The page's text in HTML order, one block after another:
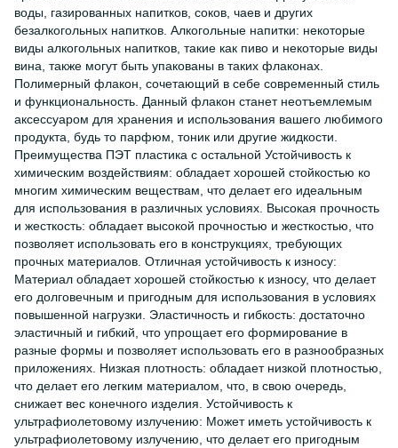
воды, газированных напитков, соков, чаев и других
безалкогольных напитков. Алкогольные напитки: некоторые
виды алкогольных напитков, такие как пиво и некоторые виды
вина, также могут быть упакованы в таких флаконах.
Полимерный флакон, сочетающий в себе современный стиль
и функциональность. Данный флакон станет неотъемлемым
аксессуаром для хранения и использования вашего любимого
продукта, будь то парфюм, тоник или другие жидкости.
Преимущества ПЭТ пластика с остальной Устойчивость к
химическим воздействиям: обладает хорошей стойкостью ко
многим химическим веществам, что делает его идеальным
для использования в различных условиях. Высокая прочность
и жесткость: обладает высокой прочностью и жесткостью, что
позволяет использовать его в конструкциях, требующих
прочных материалов. Отличная устойчивость к износу:
Материал обладает хорошей стойкостью к износу, что делает
его долговечным и пригодным для использования в условиях
повышенной нагрузки. Эластичность и гибкость: достаточно
эластичный и гибкий, что упрощает его формирование в
разные формы и позволяет использовать его в разнообразных
приложениях. Низкая плотность: обладает низкой плотностью,
что делает его легким материалом, что, в свою очередь,
снижает вес конечного изделия. Устойчивость к
ультрафиолетовому излучению: Может иметь устойчивость к
ультрафиолетовому излучению, что делает его пригодным